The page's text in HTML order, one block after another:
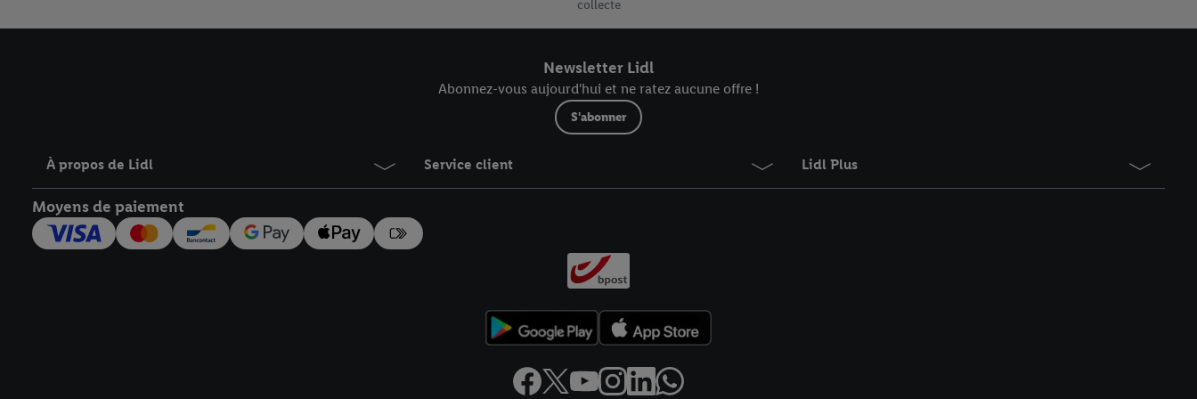
collecte
Newsletter Lidl
Abonnez-vous aujourd'hui et ne ratez aucune offre !
S'abonner
À propos de Lidl Service client Lidl Plus
Moyens de paiement
informations sur la durée de conservation des données et votre droit de révoquer votre consentement à tout moment
avec effet pour l’avenir dans notredéclaration relative à la protection des données.Vous trouverez les impressions ici.